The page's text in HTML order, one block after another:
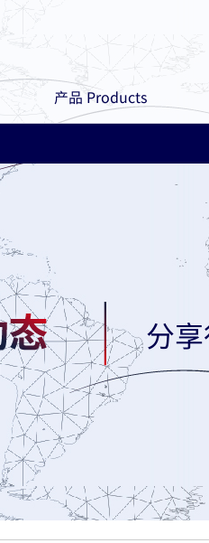
产品 Products
分